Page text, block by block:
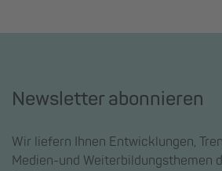
Newsletter abonnieren
Wir liefern Ihnen Entwicklungen,
Medien-und Weiterbildungsthemen